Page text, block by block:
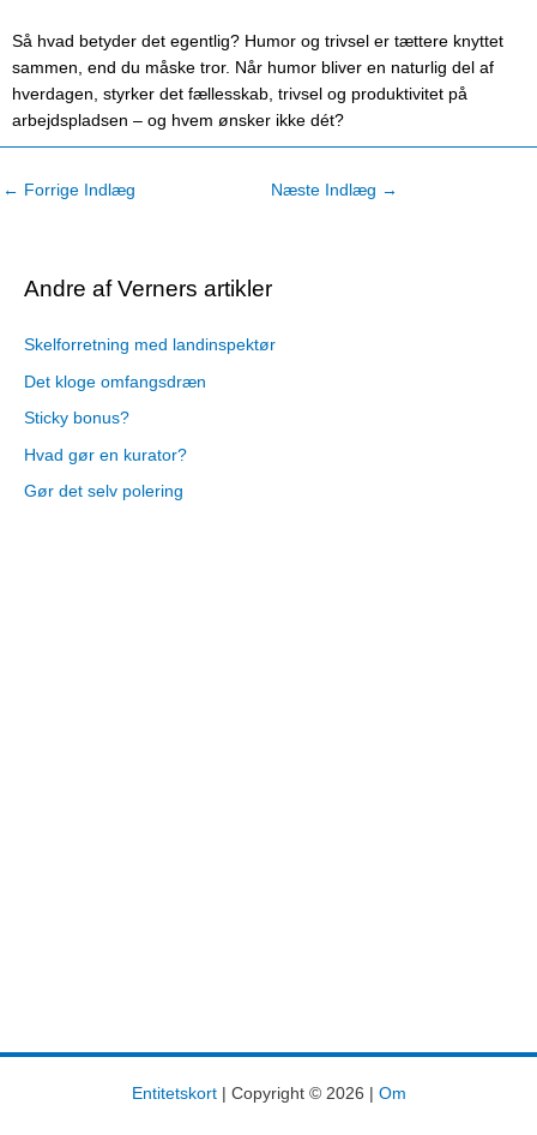
Så hvad betyder det egentlig? Humor og trivsel er tættere knyttet
sammen, end du måske tror. Når humor bliver en naturlig del af
hverdagen, styrker det fællesskab, trivsel og produktivitet på
arbejdspladsen – og hvem ønsker ikke dét?
← Forrige Indlæg Næste Indlæg →
Andre af Verners artikler
Skelforretning med landinspektør
Det kloge omfangsdræn
Sticky bonus?
Hvad gør en kurator?
Gør det selv polering
Entitetskort| Copyright © 2026 | Om